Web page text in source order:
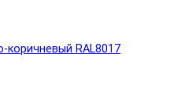
RAL8017